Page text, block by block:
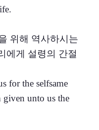
위해 역사하시는
에게 설령의 간절
for the selfsame
unto us the